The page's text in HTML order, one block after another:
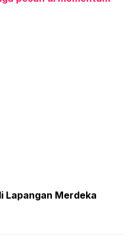
Lapangan Merdeka